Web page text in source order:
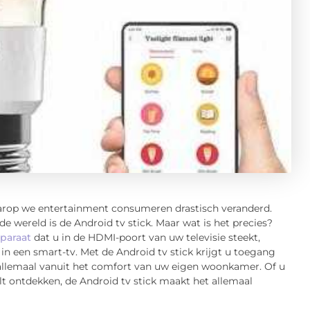
we entertainment consumeren drastisch veranderd.
wereld is de Android tv stick. Maar wat is het precies?
dat u in de HDMI-poort van uw televisie steekt,
een smart-tv. Met de Android tv stick krijgt u toegang
vanuit het comfort van uw eigen woonkamer. Of u
ontdekken, de Android tv stick maakt het allemaal